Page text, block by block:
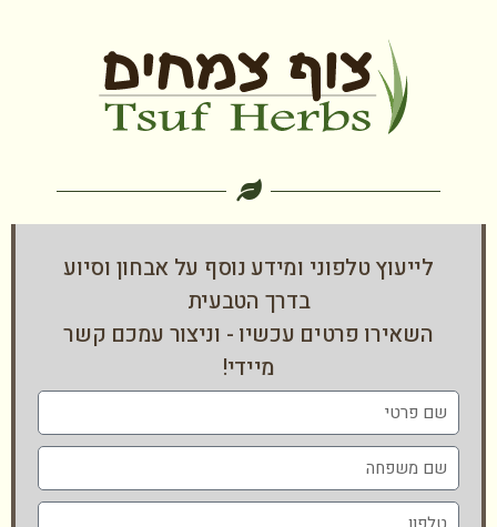
לייעוץ טלפוני ומידע נוסף על אבחון וסיוע
בדרך הטבעית
השאירו פרטים עכשיו - וניצור עמכם קשר
מיידי!